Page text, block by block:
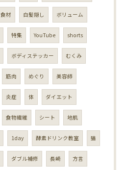
食材 白髪隠し ボリューム
特集 YouTube shorts
ボディステッカー むくみ
筋肉 めぐり 美容師
炎症 体 ダイエット
食物繊維 シート 地肌
1day 酵素ドリンク教室 猫
ダブル補修 長崎 方言